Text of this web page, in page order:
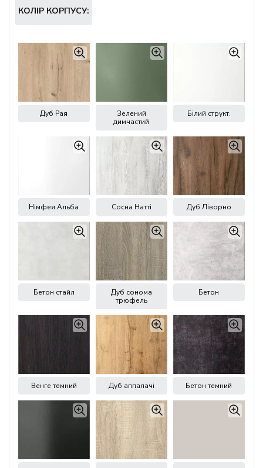
КОЛІР КОРПУСУ:
Дуб Рая
Зелений
димчастий
Білий структ.
Німфея Альба Сосна Натті Дуб Ліворно
Бетон стайл
Дуб сонома
трюфель
Бетон
Венге темний Дуб аппалачі Бетон темний